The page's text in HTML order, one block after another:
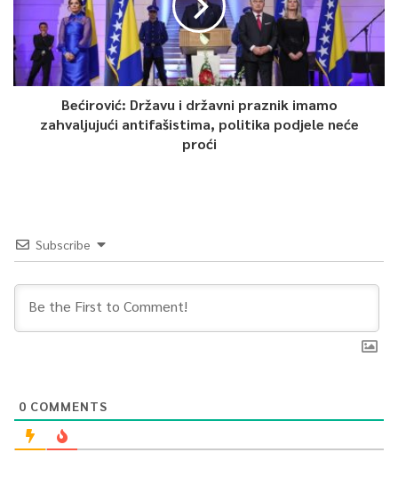
Bećirović: Državu i državni praznik imamo
zahvaljujući antifašistima, politika podjele neće
proći
Subscribe
0 COMMENTS